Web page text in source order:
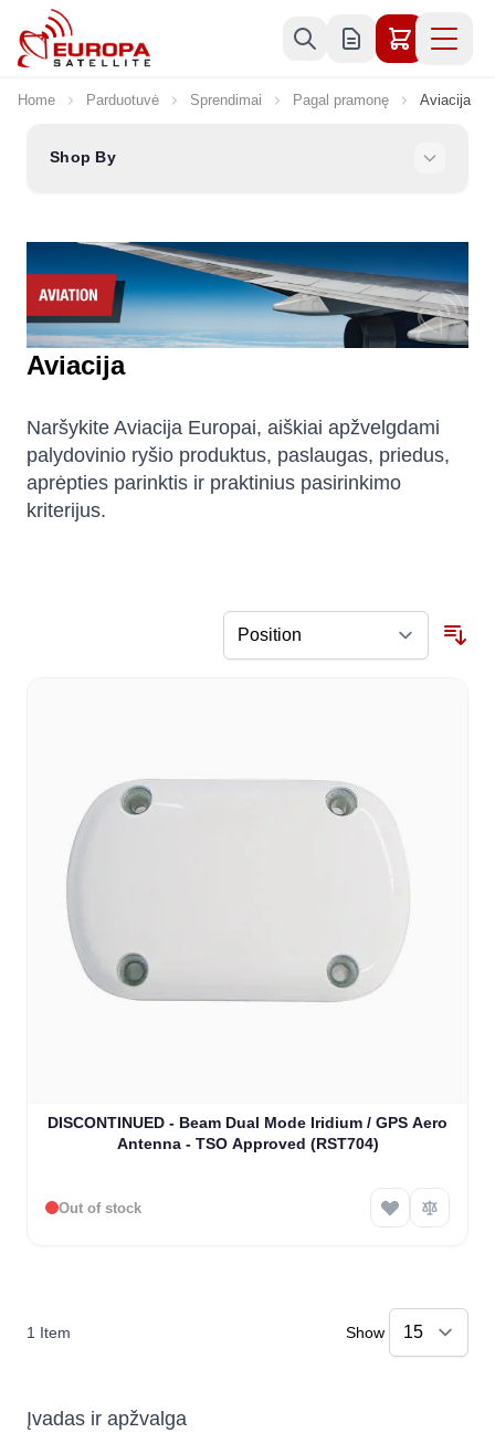
Skip to Content
Home Parduotuvė Sprendimai Pagal pramonę Aviacija
Shop By
Aviacija
Naršykite Aviacija Europai, aiškiai apžvelgdami
palydovinio ryšio produktus, paslaugas, priedus,
aprėpties parinktis ir praktinius pasirinkimo
kriterijus.
DISCONTINUED - Beam Dual Mode Iridium / GPS Aero
Antenna - TSO Approved (RST704)
Out of stock
1 Item Show
Įvadas ir apžvalga